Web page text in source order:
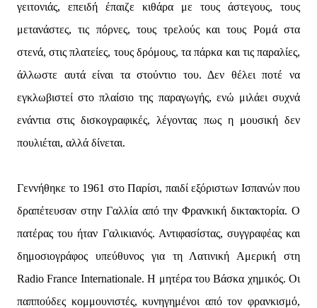
γειτονιάς, επειδή έπαιζε κιθάρα με τους άστεγους, τους
μετανάστες, τις πόρνες, τους τρελούς και τους Ρομά στα
στενά, στις πλατείες, τους δρόμους, τα πάρκα και τις παραλίες,
άλλωστε αυτά είναι τα στούντιο του. Δεν θέλει ποτέ να
εγκλωβιστεί στο πλαίσιο της παραγωγής, ενώ μιλάει συχνά
ενάντια στις δισκογραφικές, λέγοντας πως η μουσική δεν
πουλιέται, αλλά δίνεται.
Γεννήθηκε το 1961 στο Παρίσι, παιδί εξόριστων Ισπανών που
δραπέτευσαν στην Γαλλία από την Φρανκική δικτακτορία. Ο
πατέρας του ήταν Γαλικιανός. Αντιφασίστας, συγγραφέας και
δημοσιογράφος υπεύθυνος για τη Λατινική Αμερική στη
Radio France Internationale. Η μητέρα του Βάσκα χημικός. Οι
παππούδες κομμουνιστές, κυνηγημένοι από τον φρανκισμό,